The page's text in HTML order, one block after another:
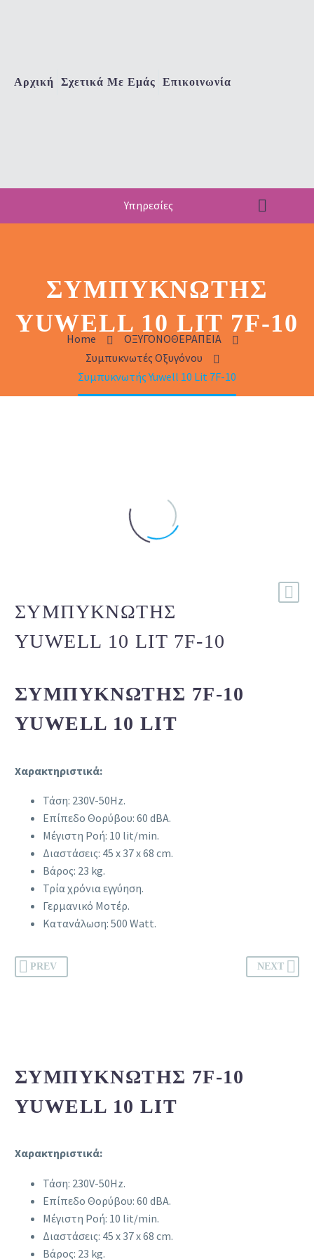
Αρχική Σχετικά Με Εμάς Επικοινωνία
Υπηρεσίες
ΣΥΜΠΥΚΝΩΤΉΣ
YUWELL 10 LIT 7F-10
Home
ΟΞΥΓΟΝΟΘΕΡΑΠΕΙΑ
Συμπυκνωτές Οξυγόνου
Συμπυκνωτής Yuwell 10 Lit 7F-10
ΣΥΜΠΥΚΝΩΤΉΣ
YUWELL 10 LIT 7F-10
ΣΥΜΠΥΚΝΩΤΉΣ 7F-10
YUWELL 10 LIT
Χαρακτηριστικά:
Τάση: 230V-50Hz.
Επίπεδο Θορύβου: 60 dBA.
Μέγιστη Ροή: 10 lit/min.
Διαστάσεις: 45 x 37 x 68 cm.
Βάρος: 23 kg.
Τρία χρόνια εγγύηση.
Γερμανικό Μοτέρ.
Κατανάλωση: 500 Watt.
PREV NEXT
ΣΥΜΠΥΚΝΩΤΉΣ 7F-10
YUWELL 10 LIT
Χαρακτηριστικά:
Τάση: 230V-50Hz.
Επίπεδο Θορύβου: 60 dBA.
Μέγιστη Ροή: 10 lit/min.
Διαστάσεις: 45 x 37 x 68 cm.
Βάρος: 23 kg.